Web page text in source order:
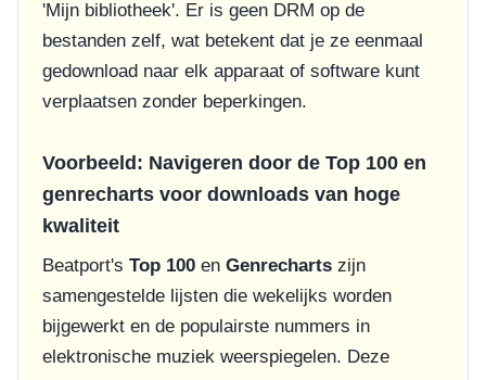
'Mijn bibliotheek'. Er is geen DRM op de
bestanden zelf, wat betekent dat je ze eenmaal
gedownload naar elk apparaat of software kunt
verplaatsen zonder beperkingen.
Voorbeeld: Navigeren door de Top 100 en
genrecharts voor downloads van hoge
kwaliteit
Beatport's Top 100en Genrechartszijn
samengestelde lijsten die wekelijks worden
bijgewerkt en de populairste nummers in
elektronische muziek weerspiegelen. Deze